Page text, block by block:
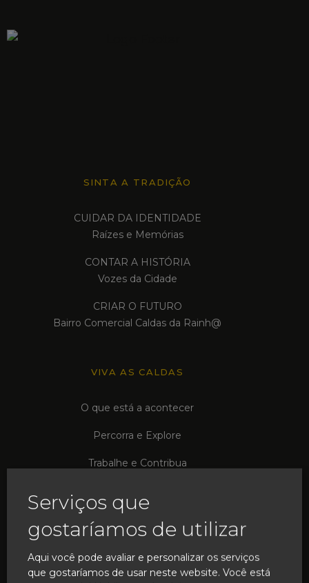
SINTA A TRADIÇÃO
CUIDAR DA IDENTIDADE
Raízes e Memórias
CONTAR A HISTÓRIA
Vozes da Cidade
CRIAR O FUTURO
Bairro Comercial Caldas da Rainh@
VIVA AS CALDAS
O que está a acontecer
Percorra e Explore
Trabalhe e Contribua
VIBRE COM A INOVAÇÃO
Transformação Urbana
Serviços que
gostaríamos de utilizar
Aqui você pode avaliar e personalizar os serviços
que gostaríamos de usar neste website. Você está